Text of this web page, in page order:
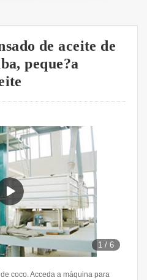
de aceite de
peque?a
1 /6
coco. Acceda a máquina para